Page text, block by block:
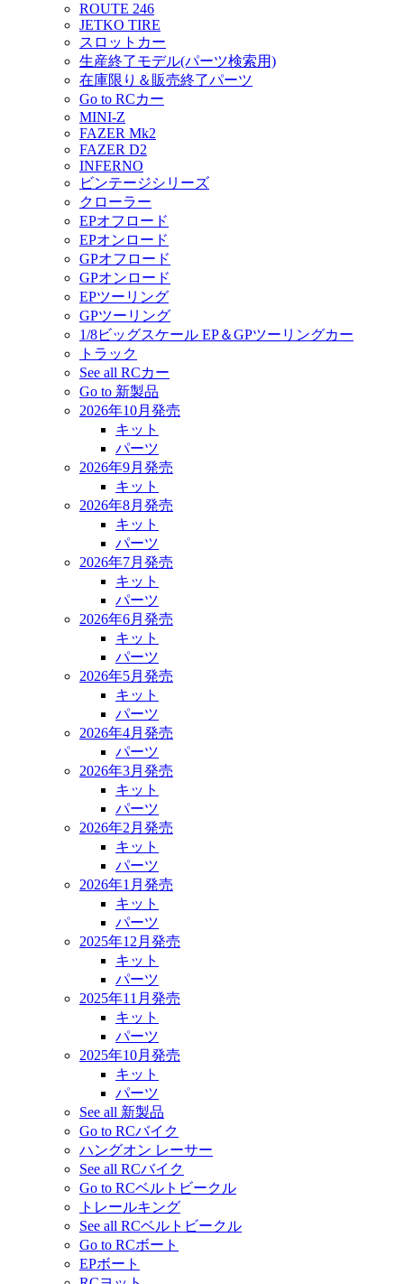
ROUTE 246
JETKO TIRE
スロットカー
生産終了モデル(パーツ検索用)
在庫限り＆販売終了パーツ
Go to RCカー
MINI-Z
FAZER Mk2
FAZER D2
INFERNO
ビンテージシリーズ
クローラー
EPオフロード
EPオンロード
GPオフロード
GPオンロード
EPツーリング
GPツーリング
1/8ビッグスケール EP＆GPツーリングカー
トラック
See all RCカー
Go to 新製品
2026年10月発売
キット
パーツ
2026年9月発売
キット
2026年8月発売
キット
パーツ
2026年7月発売
キット
パーツ
2026年6月発売
キット
パーツ
2026年5月発売
キット
パーツ
2026年4月発売
パーツ
2026年3月発売
キット
パーツ
2026年2月発売
キット
パーツ
2026年1月発売
キット
パーツ
2025年12月発売
キット
パーツ
2025年11月発売
キット
パーツ
2025年10月発売
キット
パーツ
See all 新製品
Go to RCバイク
ハングオン レーサー
See all RCバイク
Go to RCベルトビークル
トレールキング
See all RCベルトビークル
Go to RCボート
EPボート